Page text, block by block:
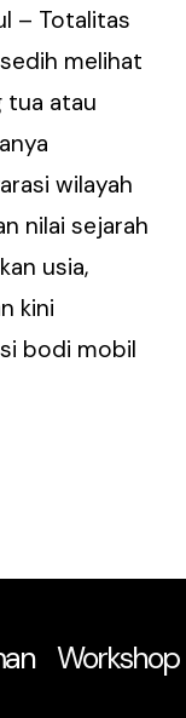
– Totalitas
melihat
tua atau
wilayah
nilai sejarah
usia,
kini
bodi mobil
Workshop